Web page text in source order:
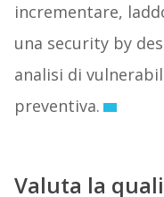
incrementare,
una security by
analisi di
preventiva.
Valuta la